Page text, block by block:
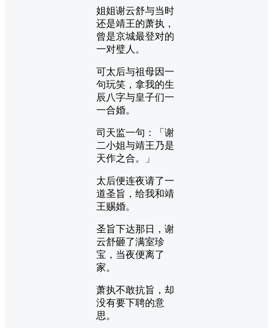
姐姐谢云舒与当时
还是靖王的萧执，
曾是京城最登对的
一对璧人。
可太后与祖母因一
句玩笑，拿我的生
辰八字与皇子们一
一合婚。
司天监一句：「谢
二小姐与靖王乃是
天作之合。」
太后便连夜请了一
道圣旨，给我和靖
王赐婚。
圣旨下达那日，谢
云舒砸了满室珍
宝，当夜便离了
家。
萧执不敢抗旨，却
没有要下聘的意
思。